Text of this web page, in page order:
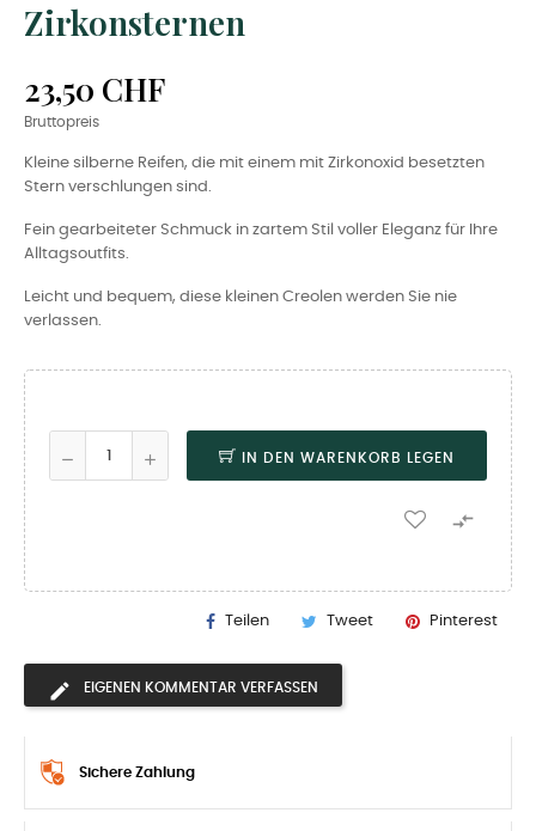
Zirkonsternen
23,50 CHF
Bruttopreis
Kleine silberne Reifen, die mit einem mit Zirkonoxid besetzten
Stern verschlungen sind.
Fein gearbeiteter Schmuck in zartem Stil voller Eleganz für Ihre
Alltagsoutfits.
Leicht und bequem, diese kleinen Creolen werden Sie nie
verlassen.
IN DEN WARENKORB LEGEN

Teilen Tweet Pinterest
EIGENEN KOMMENTAR VERFASSEN
Sichere Zahlung